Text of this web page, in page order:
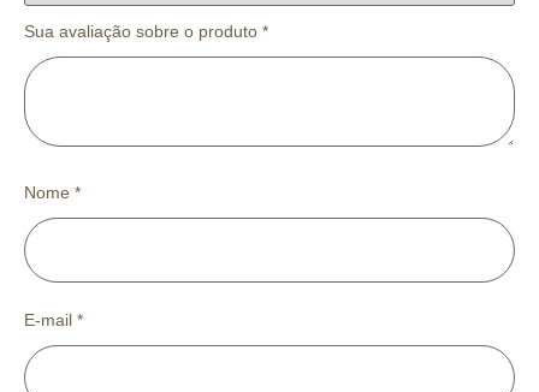
Sua avaliação sobre o produto *
Nome *
E-mail *